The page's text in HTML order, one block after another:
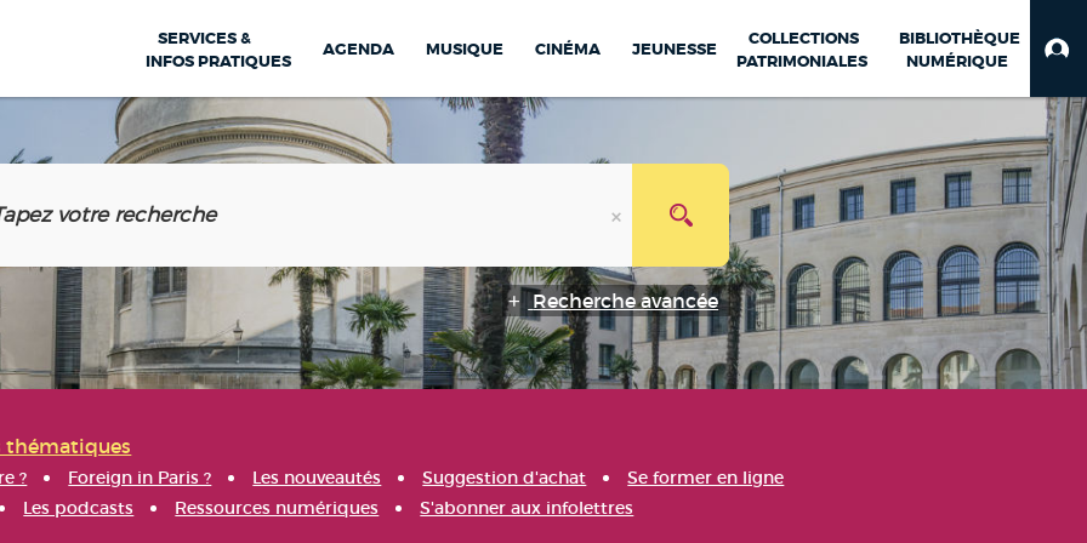
SERVICES &
INFOS PRATIQUES
AGENDA MUSIQUE CINÉMA JEUNESSE
COLLECTIONS
PATRIMONIALES
BIBLIOTHÈQUE
NUMÉRIQUE
Recherche avancée
thématiques
? Foreign in Paris ? Les nouveautés Suggestion d'achat
Se former en ligne
Les podcasts Ressources numériques S'abonner aux infolettres